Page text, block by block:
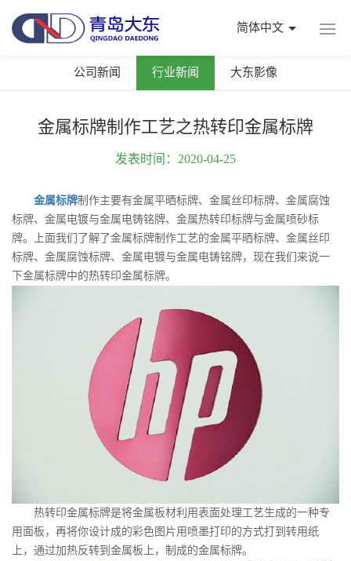
简体中文
公司新闻 行业新闻 大东影像
金属标牌制作工艺之热转印金属标牌
发表时间：2020-04-25
金属标牌制作主要有金属平晒标牌、金属丝印标牌、金属腐蚀
标牌、金属电镀与金属电铸铭牌、金属热转印标牌与金属喷砂标
牌。上面我们了解了金属标牌制作工艺的金属平晒标牌、金属丝印
标牌、金属腐蚀标牌、金属电镀与金属电铸铭牌，现在我们来说一
下金属标牌中的热转印金属标牌。
热转印金属标牌是将金属板材利用表面处理工艺生成的一种专
用面板，再将你设计成的彩色图片用喷墨打印的方式打到转用纸
上，通过加热反转到金属板上，制成的金属标牌。